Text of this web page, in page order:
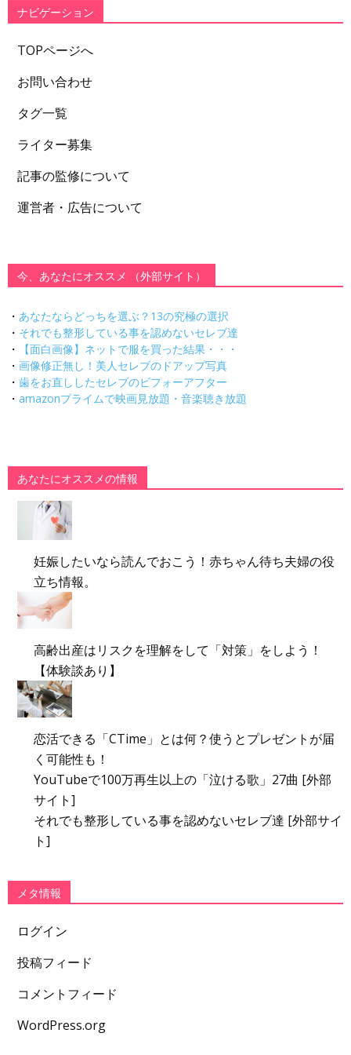
ナビゲーション
TOPページへ
お問い合わせ
タグ一覧
ライター募集
記事の監修について
運営者・広告について
今、あなたにオススメ （外部サイト）
・ あなたならどっちを選ぶ？13の究極の選択
・ それでも整形している事を認めないセレブ達
・
【面白画像】ネットで服を買った結果・・・
・ 画像修正無し！美人セレブのドアップ写真
・ 歯をお直ししたセレブのビフォーアフター
・ amazonプライムで映画見放題・音楽聴き放題
あなたにオススメの情報
妊娠したいなら読んでおこう！赤ちゃん待ち夫婦の役
立ち情報。
高齢出産はリスクを理解をして「対策」をしよう！
【体験談あり】
恋活できる「CTime」とは何？使うとプレゼントが届
く可能性も！
YouTubeで100万再生以上の「泣ける歌」27曲 [外部
サイト]
それでも整形している事を認めないセレブ達 [外部サイ
ト]
メタ情報
ログイン
投稿フィード
コメントフィード
WordPress.org